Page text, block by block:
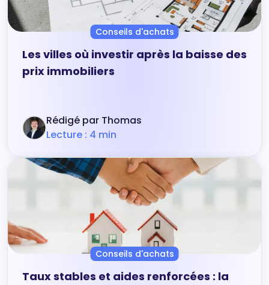
Conseils d'achats
Les villes où investir après la baisse des
prix immobiliers
Rédigé par Thomas
Lecture : 4 min
Conseils d'achats
Taux stables et aides renforcées : la